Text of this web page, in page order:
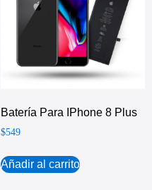
Batería Para IPhone 8 Plus
$549
Añadir al carrito